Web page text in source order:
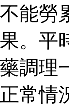
不能勞
果。平
藥調理
正常情